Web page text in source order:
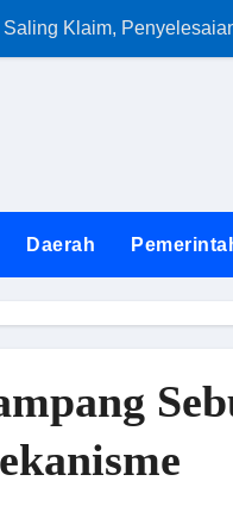
Saling Klaim,
Daerah